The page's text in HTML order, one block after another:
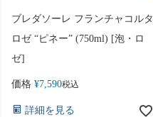
ブレダソーレ フランチャコルタ
ロゼ “ピネー” (750ml) [泡・ロ
ゼ]
価格 ¥7,590税込
詳細を見る